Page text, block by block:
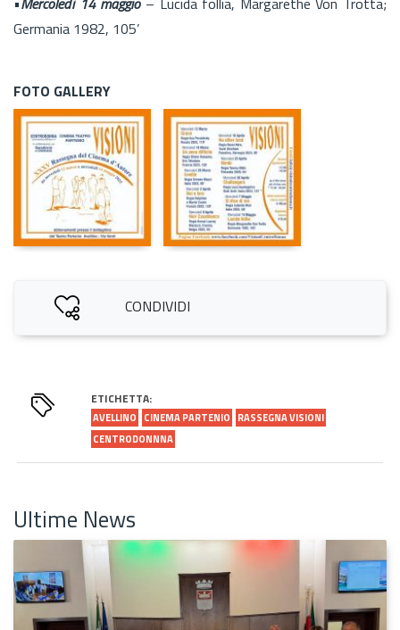
Germania 1982, 105’
FOTO GALLERY
CONDIVIDI
ETICHETTA:
AVELLINO CINEMA PARTENIO
RASSEGNA VISIONI
CENTRODONNNA
Ultime News